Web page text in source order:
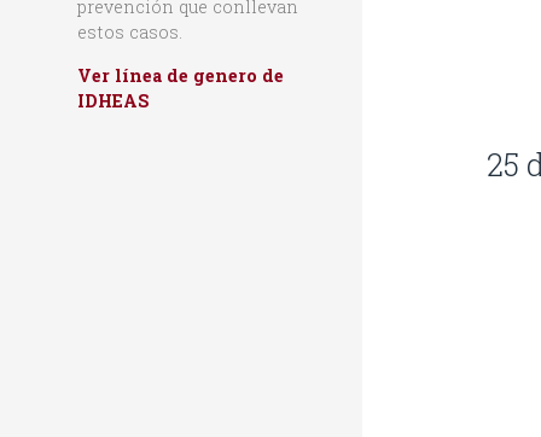
prevención que conllevan
estos casos.
Ver línea de genero de
IDHEAS
25